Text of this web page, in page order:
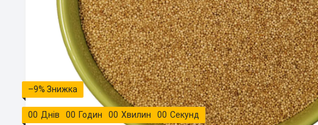
–9%
00 Днів 00 Годин 00 Хвилин 00 Секунд